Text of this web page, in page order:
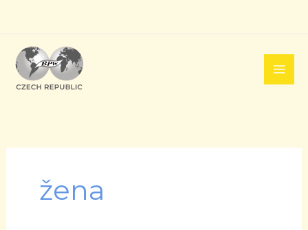
obsah
žena